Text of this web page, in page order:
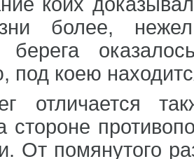
более,
берега
под коею
отличается
От помянутого